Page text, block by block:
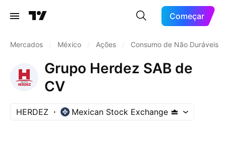
Começar
Mercados México Ações Consumo de Não Duráveis
Grupo Herdez SAB de
CV
HERDEZ Mexican Stock Exchange